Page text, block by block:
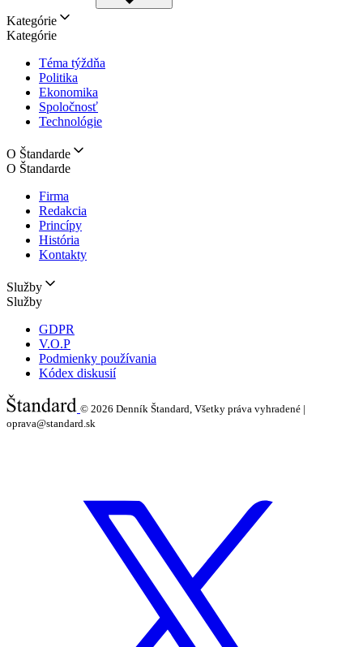
Kategórie
Kategórie
Téma týždňa
Politika
Ekonomika
Spoločnosť
Technológie
O Štandarde
O Štandarde
Firma
Redakcia
Princípy
História
Kontakty
Služby
Služby
GDPR
V.O.P
Podmienky používania
Kódex diskusií
© 2026 Denník Štandard, Všetky práva vyhradené |
oprava@standard.sk